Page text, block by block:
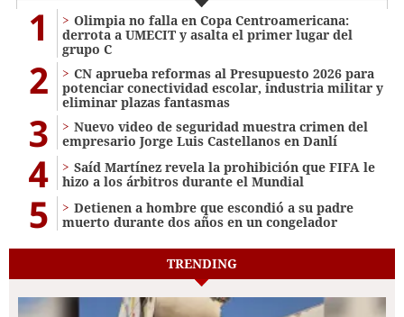
1
Olimpia no falla en Copa Centroamericana:
derrota a UMECIT y asalta el primer lugar del
grupo C
2
CN aprueba reformas al Presupuesto 2026 para
potenciar conectividad escolar, industria militar y
eliminar plazas fantasmas
3
Nuevo video de seguridad muestra crimen del
empresario Jorge Luis Castellanos en Danlí
4
Saíd Martínez revela la prohibición que FIFA le
hizo a los árbitros durante el Mundial
5
Detienen a hombre que escondió a su padre
muerto durante dos años en un congelador
TRENDING